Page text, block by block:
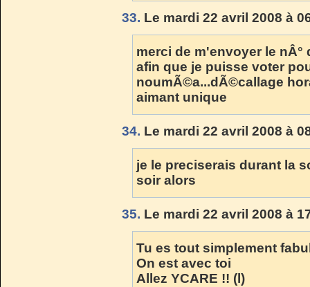
33. Le mardi 22 avril 2008 à
merci de m'envoyer le
afin que je puisse voter
noumÃ©a...dÃ©callage
aimant unique
34. Le mardi 22 avril 2008 à
je le preciserais durant la
soir alors
35. Le mardi 22 avril 2008 à
Tu es tout simplement
On est avec toi
Allez YCARE !! (l)